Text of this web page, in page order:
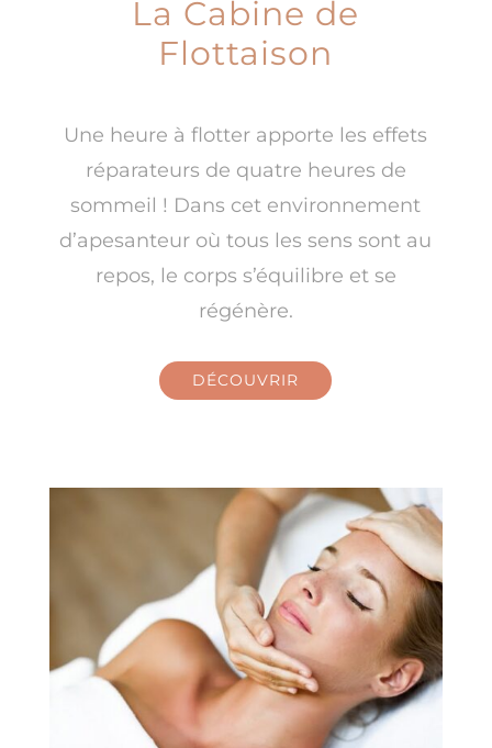
La Cabine de
Flottaison
Une heure à flotter apporte les effets
réparateurs de quatre heures de
sommeil ! Dans cet environnement
d’apesanteur où tous les sens sont au
repos, le corps s’équilibre et se
régénère.
DÉCOUVRIR